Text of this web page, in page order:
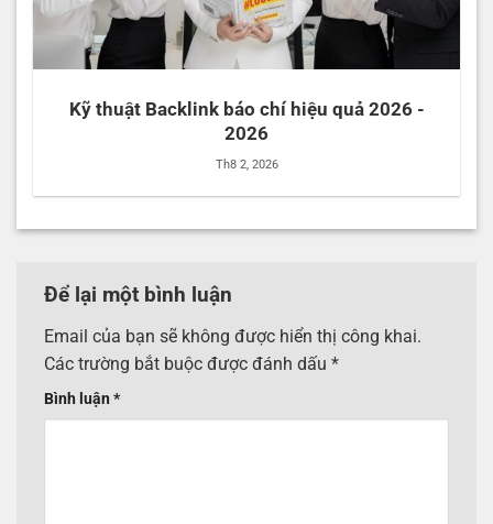
Kỹ thuật Backlink báo chí hiệu quả 2026 -
2026
Th8 2, 2026
Để lại một bình luận
Email của bạn sẽ không được hiển thị công khai.
Các trường bắt buộc được đánh dấu *
Bình luận *